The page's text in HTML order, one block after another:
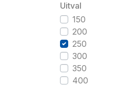
Uitval
150
200
250
300
350
400